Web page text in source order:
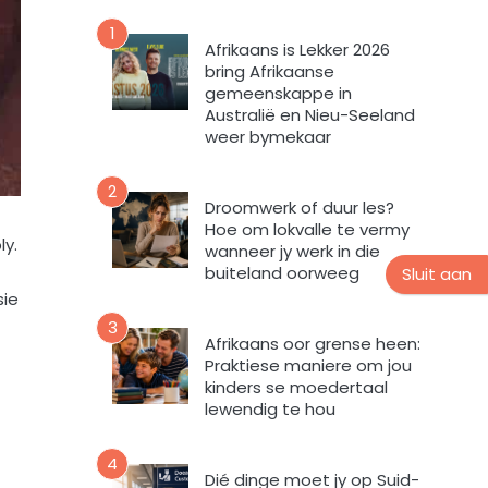
u
u
s
b
e
f
v
o
r
m
i
e
v
u
e
m
e
k
a
a
1
Afrikaans is Lekker 2026
bring Afrikaanse
gemeenskappe in
Australië en Nieu-Seeland
weer bymekaar
2
Droomwerk of duur les?
Hoe om lokvalle te vermy
wanneer jy werk in die
buiteland oorweeg
3
Afrikaans oor grense heen:
Praktiese maniere om jou
kinders se moedertaal
lewendig te hou
4
Dié dinge moet jy op Suid-
Sluit aan